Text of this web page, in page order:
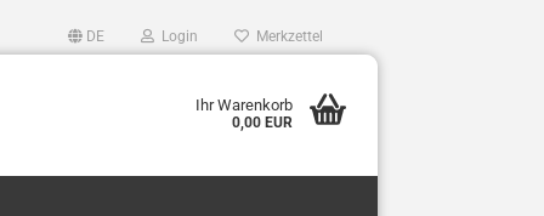
DE Login Merkzettel
Ihr Warenkorb
0,00 EUR